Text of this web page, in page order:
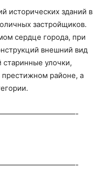
исторических зданий в
застройщиков.
сердце города, при
внешний вид
старинные улочки,
престижном районе, а